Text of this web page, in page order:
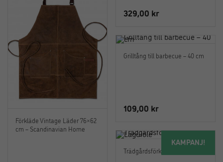
329,00 kr
Förkläde Vintage Läder 76×62
cm – Scandinavian Home
Grilltång till barbecue – 40 cm
109,00 kr
KAMPANJ!
Trädgårdsförkläde – Laguiole